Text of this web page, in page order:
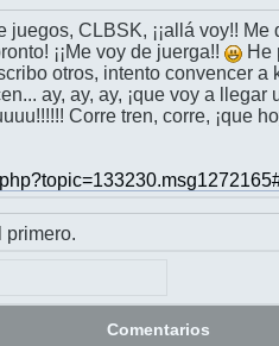
juegos, CLBSK, ¡¡allá voy!!
¡¡Me voy de juerga!!
He
otros, intento convencer
ay, ay, ay, ¡que voy a
Corre tren, corre, ¡que
primero.
Comentarios